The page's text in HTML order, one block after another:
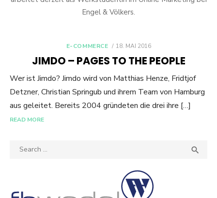
Engel & Völkers.
E-COMMERCE
POSTED
18. MAI 2016
JIMDO – PAGES TO THE PEOPLE
Wer ist Jimdo? Jimdo wird von Matthias Henze, Fridtjof
Detzner, Christian Springub und ihrem Team von Hamburg
aus geleitet. Bereits 2004 gründeten die drei ihre […]
READ MORE
Search
